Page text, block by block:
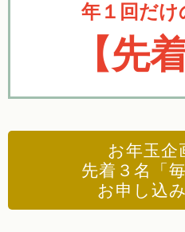
年１回だけ
【先
お年玉
先着３名「
お申し込